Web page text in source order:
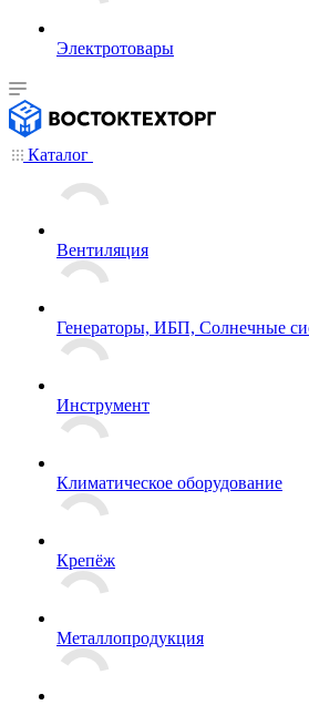
Электротовары
Каталог
Вентиляция
Генераторы, ИБП, Солнечные
Инструмент
Климатическое оборудование
Крепёж
Металлопродукция